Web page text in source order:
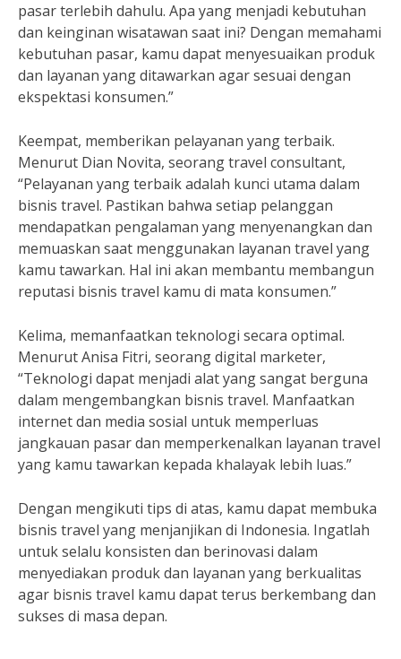
pasar terlebih dahulu. Apa yang menjadi kebutuhan
dan keinginan wisatawan saat ini? Dengan memahami
kebutuhan pasar, kamu dapat menyesuaikan produk
dan layanan yang ditawarkan agar sesuai dengan
ekspektasi konsumen.”
Keempat, memberikan pelayanan yang terbaik.
Menurut Dian Novita, seorang travel consultant,
“Pelayanan yang terbaik adalah kunci utama dalam
bisnis travel. Pastikan bahwa setiap pelanggan
mendapatkan pengalaman yang menyenangkan dan
memuaskan saat menggunakan layanan travel yang
kamu tawarkan. Hal ini akan membantu membangun
reputasi bisnis travel kamu di mata konsumen.”
Kelima, memanfaatkan teknologi secara optimal.
Menurut Anisa Fitri, seorang digital marketer,
“Teknologi dapat menjadi alat yang sangat berguna
dalam mengembangkan bisnis travel. Manfaatkan
internet dan media sosial untuk memperluas
jangkauan pasar dan memperkenalkan layanan travel
yang kamu tawarkan kepada khalayak lebih luas.”
Dengan mengikuti tips di atas, kamu dapat membuka
bisnis travel yang menjanjikan di Indonesia. Ingatlah
untuk selalu konsisten dan berinovasi dalam
menyediakan produk dan layanan yang berkualitas
agar bisnis travel kamu dapat terus berkembang dan
sukses di masa depan.